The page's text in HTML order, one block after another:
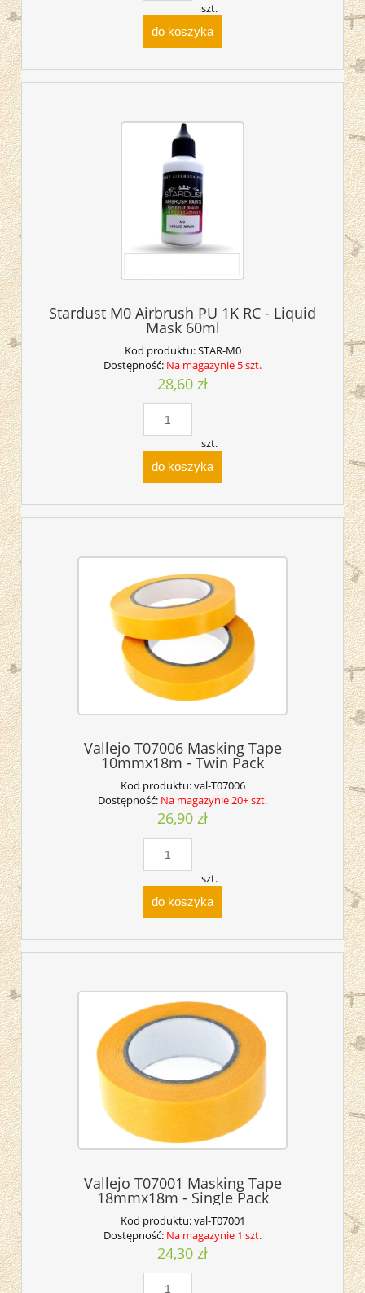
szt.
do koszyka
Stardust M0 Airbrush PU 1K RC - Liquid
Mask 60ml
Kod produktu:STAR-M0
Dostępność: Na magazynie 5 szt.
28,60 zł
szt.
do koszyka
Vallejo T07006 Masking Tape
10mmx18m - Twin Pack
Kod produktu:val-T07006
Dostępność: Na magazynie 20+ szt.
26,90 zł
szt.
do koszyka
Vallejo T07001 Masking Tape
18mmx18m - Single Pack
Kod produktu:val-T07001
Dostępność: Na magazynie 1 szt.
24,30 zł